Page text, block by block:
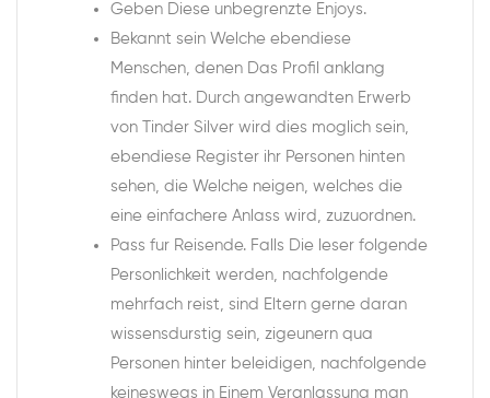
Geben Diese unbegrenzte Enjoys.
Bekannt sein Welche ebendiese
Menschen, denen Das Profil anklang
finden hat. Durch angewandten Erwerb
von Tinder Silver wird dies moglich sein,
ebendiese Register ihr Personen hinten
sehen, die Welche neigen, welches die
eine einfachere Anlass wird, zuzuordnen.
Pass fur Reisende. Falls Die leser folgende
Personlichkeit werden, nachfolgende
mehrfach reist, sind Eltern gerne daran
wissensdurstig sein, zigeunern qua
Personen hinter beleidigen, nachfolgende
keineswegs in Einem Veranlassung man